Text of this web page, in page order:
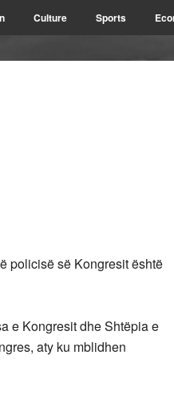
Culture Sports
policisë së Kongresit është
e Kongresit dhe Shtëpia e
aty ku mblidhen